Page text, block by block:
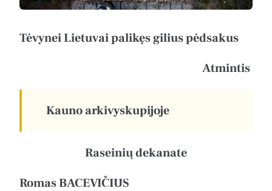
Tėvynei Lietuvai palikęs gilius pėdsakus
Atmintis
Kauno arkivyskupijoje
Raseinių dekanate
Romas BACEVIČIUS